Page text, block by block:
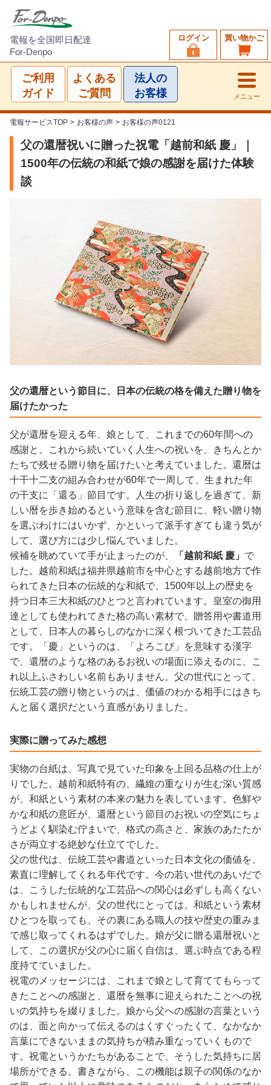
電報を全国即日配達
For-Denpo
買い物かご
ログイン
ご利用
ガイド
よくある
ご質問
法人の
お客様
メニュー
電報サービスTOP > お客様の声 > お客様の声0121
父の還暦祝いに贈った祝電「越前和紙 慶」｜
1500年の伝統の和紙で娘の感謝を届けた体験
談
父の還暦という節目に、日本の伝統の格を備えた贈り物を
届けたかった
父が還暦を迎える年、娘として、これまでの60年間への
感謝と、これから続いていく人生への祝いを、きちんとか
たちで残せる贈り物を届けたいと考えていました。還暦は
十干十二支の組み合わせが60年で一周して、生まれた年
の干支に「還る」節目です。人生の折り返しを過ぎて、新
しい暦を歩き始めるという意味を含む節目に、軽い贈り物
を選ぶわけにはいかず、かといって派手すぎても違う気が
して、選び方には少し悩んでいました。
候補を眺めていて手が止まったのが、
「越前和紙 慶」 で
した。越前和紙は福井県越前市を中心とする越前地方で作
られてきた日本の伝統的な和紙で、1500年以上の歴史を
持つ日本三大和紙のひとつと言われています。皇室の御用
達としても使われてきた格の高い素材で、贈答用や書道用
として、日本人の暮らしのなかに深く根づいてきた工芸品
です。「慶」というのは、「よろこび」を意味する漢字
で、還暦のような格のあるお祝いの場面に添えるのに、こ
れ以上ふさわしい名前もありません。父の世代にとって、
伝統工芸の贈り物というのは、価値のわかる相手にはきち
んと届く選択だという直感がありました。
実際に贈ってみた感想
実物の台紙は、写真で見ていた印象を上回る品格の仕上が
りでした。越前和紙特有の、繊維の重なりが生む深い質感
が、和紙という素材の本来の魅力を表しています。色鮮や
かな和紙の意匠が、還暦という節目のお祝いの空気にちょ
うどよく馴染む佇まいで、格式の高さと、家族のあたたか
さが両立する絶妙な仕立てでした。
父の世代は、伝統工芸や書道といった日本文化の価値を、
素直に理解してくれる年代です。今の若い世代のあいだで
は、こうした伝統的な工芸品への関心は必ずしも高くない
かもしれませんが、父の世代にとっては、和紙という素材
ひとつを取っても、その裏にある職人の技や歴史の重みま
で感じ取ってくれるはずでした。娘が父に贈る還暦祝いと
して、この選択が父の心に届く自信は、選ぶ時点である程
度持てていました。
祝電のメッセージには、これまで娘として育ててもらって
きたことへの感謝と、還暦を無事に迎えられたことへの祝
いの気持ちを綴りました。娘から父への感謝の言葉という
のは、面と向かって伝えるのはくすぐったくて、なかなか
言葉にできないままの気持ちが積み重なっていくもので
す。祝電というかたちがあることで、そうした気持ちに居
場所ができる。書きながら、この機能は親子の関係のなか